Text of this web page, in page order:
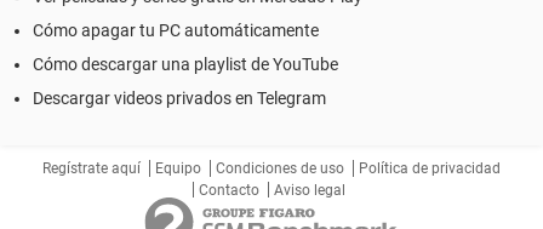
Cómo apagar tu PC automáticamente
Cómo descargar una playlist de YouTube
Descargar videos privados en Telegram
Regístrate aquí Equipo Condiciones de uso
Política de privacidad
Contacto
Aviso legal